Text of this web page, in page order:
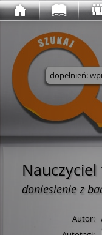
doniesienie z
Autor: